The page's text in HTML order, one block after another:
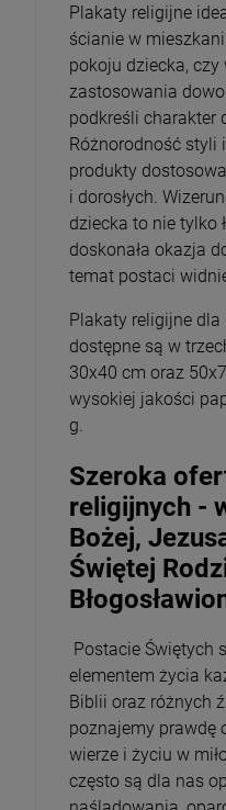
Plakaty religijne
ścianie w
pokoju dziecka,
zastosowania
podkreśli charakter
Różnorodność styli
produkty
i dorosłych.
dziecka to nie tylko
doskonała okazja
temat postaci
Plakaty religijne dla
dostępne są w
30x40 cm oraz
wysokiej jakości
g.
Szeroka
religijnych -
Bożej,
Świętej
Postacie Świętych
elementem życia
Biblii oraz różnych
poznajemy prawdę
wierze i życiu w
często są dla nas